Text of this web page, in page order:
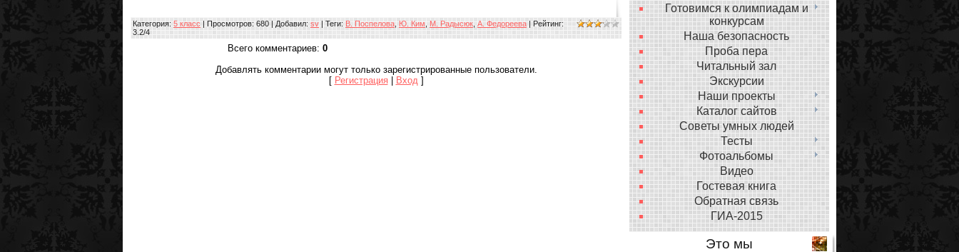
Категория: 5 класс | Просмотров: 680 | Добавил: sv | Теги: В. Поспелова Ю. Ким М. Радысюк А. Федореева | Рейтинг:
3.2/4
Всего комментариев: 0
Добавлять комментарии могут только зарегистрированные пользователи.
[ Регистрация Вход ]
Готовимся к олимпиадам и
конкурсам
Наша безопасность
Проба пера
Читальный зал
Экскурсии
Наши проекты
Каталог сайтов
Советы умных людей
Тесты
Фотоальбомы
Видео
Гостевая книга
Обратная связь
ГИА-2015
Это мы